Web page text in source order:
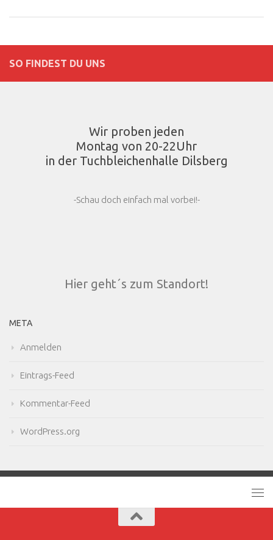
SO FINDEST DU UNS
Wir proben jeden
Montag von 20-22Uhr
in der Tuchbleichenhalle Dilsberg
-Schau doch einfach mal vorbei!-
Hier geht´s zum Standort!
META
Anmelden
Eintrags-Feed
Kommentar-Feed
WordPress.org